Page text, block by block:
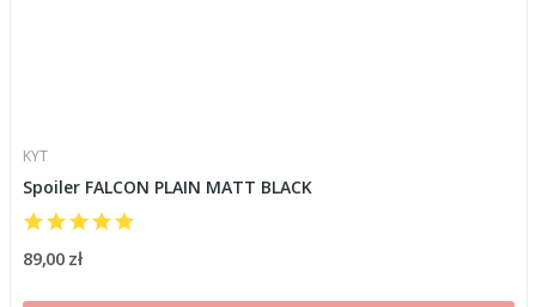
KYT
Spoiler FALCON PLAIN MATT BLACK
89,00 zł